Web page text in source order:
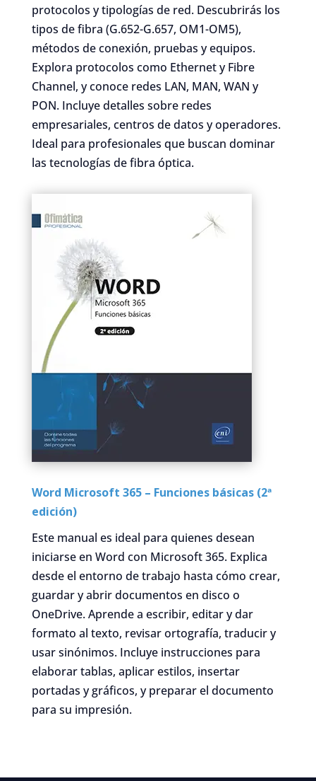
protocolos y tipologías de red. Descubrirás los
tipos de fibra (G.652-G.657, OM1-OM5),
métodos de conexión, pruebas y equipos.
Explora protocolos como Ethernet y Fibre
Channel, y conoce redes LAN, MAN, WAN y
PON. Incluye detalles sobre redes
empresariales, centros de datos y operadores.
Ideal para profesionales que buscan dominar
las tecnologías de fibra óptica.
Word Microsoft 365 – Funciones básicas (2ª
edición)
Este manual es ideal para quienes desean
iniciarse en Word con Microsoft 365. Explica
desde el entorno de trabajo hasta cómo crear,
guardar y abrir documentos en disco o
OneDrive. Aprende a escribir, editar y dar
formato al texto, revisar ortografía, traducir y
usar sinónimos. Incluye instrucciones para
elaborar tablas, aplicar estilos, insertar
portadas y gráficos, y preparar el documento
para su impresión.